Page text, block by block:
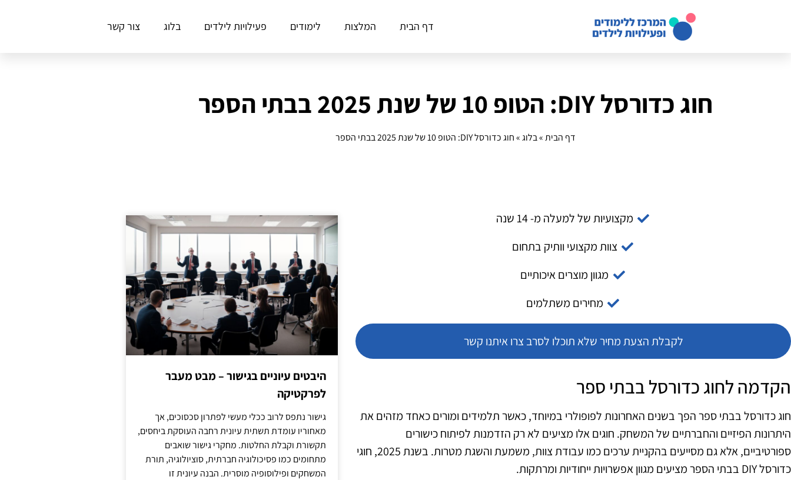
דף הבית המלצות לימודים פעילויות לילדים בלוג צור קשר
חוג כדורסל DIY: הטופ 10 של שנת 2025 בבתי הספר
דף הבית»בלוג»חוג כדורסל DIY: הטופ 10 של שנת 2025 בבתי הספר
מקצועיות של למעלה מ- 14 שנה
צוות מקצועי וותיק בתחום
מגוון מוצרים איכותיים
מחירים משתלמים
לקבלת הצעת מחיר שלא תוכלו לסרב צרו איתנו קשר
הקדמה לחוג כדורסל בבתי ספר
חוג כדורסל בבתי ספר הפך בשנים האחרונות לפופולרי במיוחד, כאשר תלמידים ומורים כאחד מזהים את
היתרונות הפיזיים והחברתיים של המשחק. חוגים אלו מציעים לא רק הזדמנות לפיתוח כישורים
ספורטיביים, אלא גם מסייעים בהקניית ערכים כמו עבודת צוות, משמעת והשגת מטרות. בשנת 2025, חוגי
כדורסל DIY בבתי הספר מציעים מגוון אפשרויות ייחודיות ומרתקות.
היבטים עיוניים בגישור – מבט מעבר
לפרקטיקה
גישור נתפס לרוב ככלי מעשי לפתרון סכסוכים, אך
מאחוריו עומדת תשתית עיונית רחבה העוסקת ביחסים,
תקשורת וקבלת החלטות. מחקרי גישור שואבים
מתחומים כמו פסיכולוגיה חברתית, סוציולוגיה, תורת
המשחקים ופילוסופיה מוסרית. הבנה עיונית זו